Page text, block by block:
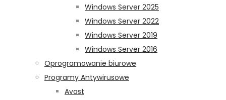
Windows Server 2025
Windows Server 2022
Windows Server 2019
Windows Server 2016
Oprogramowanie biurowe
Programy Antywirusowe
Avast